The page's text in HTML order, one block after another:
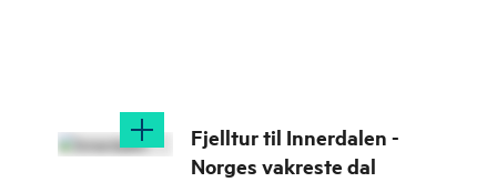
Fjelltur til Innerdalen -
Norges vakreste dal